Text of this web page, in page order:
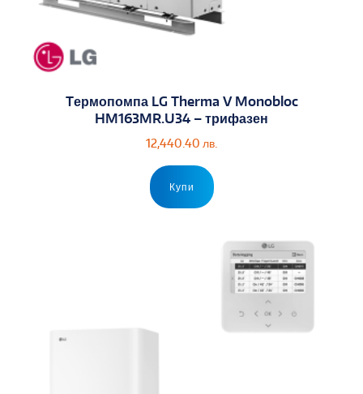
Tермопомпа LG Therma V Monobloc
HM163MR.U34 – трифазен
12,440.40 лв.
Купи